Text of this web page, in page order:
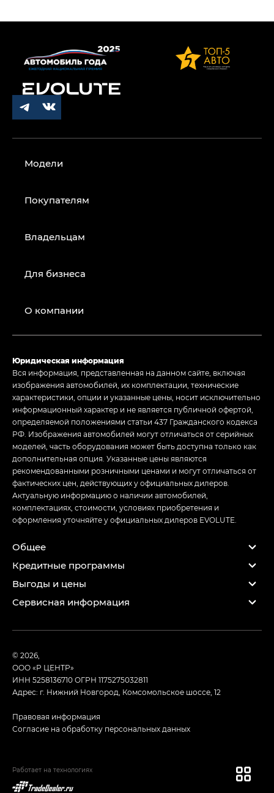
Модели
Покупателям
Владельцам
Для бизнеса
О компании
Юридическая информация
Вся информация, представленная на данном сайте, включая
изображения автомобилей, их комплектации, технические
характеристики, опции и указанные цены, носит исключительно
информационный характер и не является публичной офертой,
определяемой положениями статьи 437 Гражданского кодекса
РФ. Изображения автомобилей могут отличаться от серийных
моделей, часть оборудования может быть доступна только как
дополнительная опция. Указанные цены являются
рекомендованными розничными ценами и могут отличаться от
фактических цен, действующих у официальных дилеров.
Актуальную информацию о наличии автомобилей,
комплектациях, стоимости, условиях приобретения и
оформления уточняйте у официальных дилеров EVOLUTE.
Общее
Кредитные программы
Выгоды и цены
Сервисная информация
© 2026,
ООО «Р ЦЕНТР»
ИНН 5258136710ОГРН 1175275032811
Адрес: г. Нижний Новгород, Комсомольское шоссе, 12
Правовая информация
Согласие на обработку персональных данных
Работает на технологиях